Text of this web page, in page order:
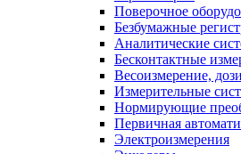
Поверочное
Безбумажные
Аналитические
Бесконтактные
Весоизмерение,
Измерительные
Нормирующие
Первичная
Электроизмерения